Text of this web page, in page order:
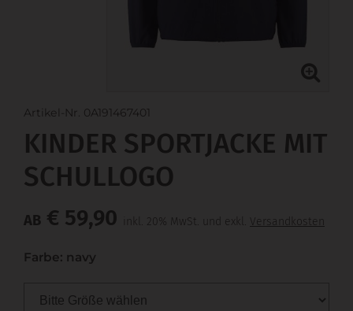
Artikel-Nr. 0A191467401
KINDER SPORTJACKE MIT
SCHULLOGO
AB € 59,90 inkl. 20% MwSt. und exkl. Versandkosten
Farbe: navy